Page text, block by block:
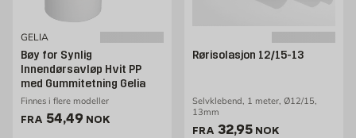
GELIA
Bøy for Synlig
Innendørsavløp Hvit PP
med Gummitetning Gelia
Finnes i flere modeller
FRA Pris 54.49 NOK /stk
54,49 NOK
Rørisolasjon 12/15-13
Selvklebend, 1 meter, Ø12/15,
13mm
FRA Pris 32.95 NOK /stk
32,95 NOK